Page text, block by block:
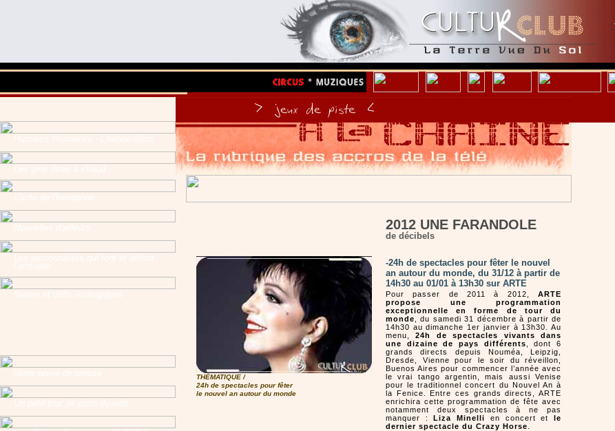
THÉMATIQUE /
24h de spectacles pour fêter
le nouvel an autour du monde
2012 UNE FARANDOLE
de décibels
-24h de spectacles pour fêter le nouvel
an autour du monde, du 31/12 à partir de
14h30 au 01/01 à 13h30 sur ARTE
Pour passer de 2011 à 2012, ARTE
propose une programmation
exceptionnelle en forme de tour du
monde , du samedi 31 décembre à partir de
14h30 au dimanche 1er janvier à 13h30. Au
menu,24h de spectacles vivants dans
une dizaine de pays différents , dont 6
grands directs depuis Nouméa, Leipzig,
Dresde, Vienne pour le soir du réveillon,
Buenos Aires pour commencer l’année avec
le vrai tango argentin, mais aussi Venise
pour le traditionnel concert du Nouvel An à
la Fenice. Entre ces grands directs, ARTE
enrichira cette programmation de fête avec
notamment deux spectacles à ne pas
manquer :Liza Minelli en concert etle
dernier spectacle du Crazy Horse